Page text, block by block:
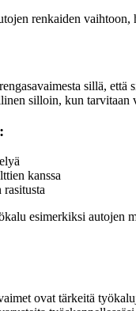
renkaiden
sillä,
silloin, kun tarvitaan
kanssa
esimerkiksi autojen
ovat tärkeitä